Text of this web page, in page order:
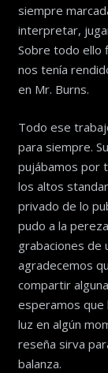
siempre
interpretar,
Sobre todo ello
nos tenía
en Mr. Burns.
Todo ese
para siempre.
pujábamos por
los altos
privado de lo
pudo a la
grabaciones de
agradecemos
compartir
esperamos que
luz en algún
reseña sirva
balanza.